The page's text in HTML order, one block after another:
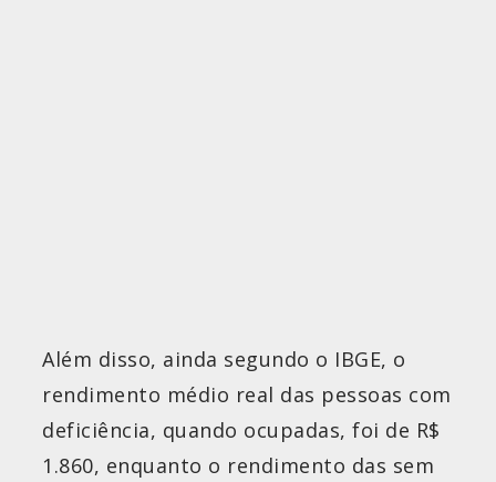
Além disso, ainda segundo o IBGE, o
rendimento médio real das pessoas com
deficiência, quando ocupadas, foi de R$
1.860, enquanto o rendimento das sem